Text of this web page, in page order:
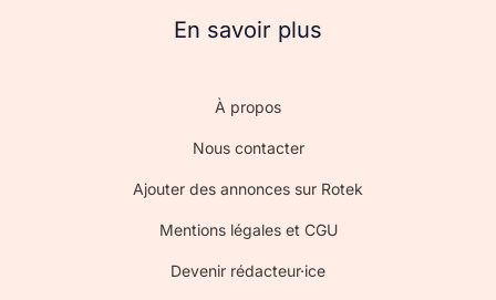
En savoir plus
À propos
Nous contacter
Ajouter des annonces sur Rotek
Mentions légales et CGU
Devenir rédacteur·ice